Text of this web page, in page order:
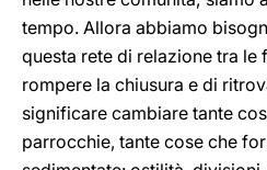
tempo. Allora abbiamo
questa rete di relazione tra le
rompere la chiusura e di
significare cambiare tante
parrocchie, tante cose che